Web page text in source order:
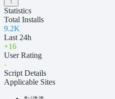
Statistics
Total Installs
9.2K
Last 24h
+16
User Rating
-
Script Details
Applicable Sites